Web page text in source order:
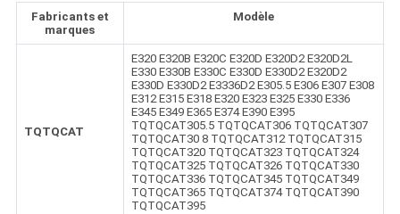
Fabricants et
marques
Modèle
TQTQCAT
E320 E320B E320C E320D E320D2 E320D2L
E330 E330B E330C E330D E330D2 E320D2
E330D E330D2 E3336D2 E305.5 E306 E307 E308
E312 E315 E318 E320 E323 E325 E330 E336
E345 E349 E365 E374 E390 E395
TQTQCAT305.5 TQTQCAT306 TQTQCAT307
TQTQCAT30 8 TQTQCAT312 TQTQCAT315
TQTQCAT320 TQTQCAT323 TQTQCAT324
TQTQCAT325 TQTQCAT326 TQTQCAT330
TQTQCAT336 TQTQCAT345 TQTQCAT349
TQTQCAT365 TQTQCAT374 TQTQCAT390
TQTQCAT395